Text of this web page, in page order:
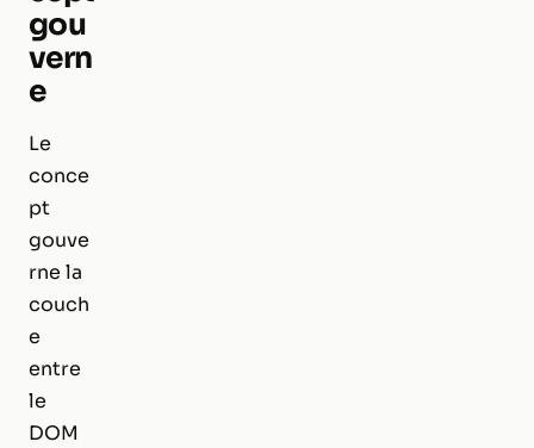
gou
vern
e
Le
conce
pt
gouve
rne la
couch
e
entre
le
DOM